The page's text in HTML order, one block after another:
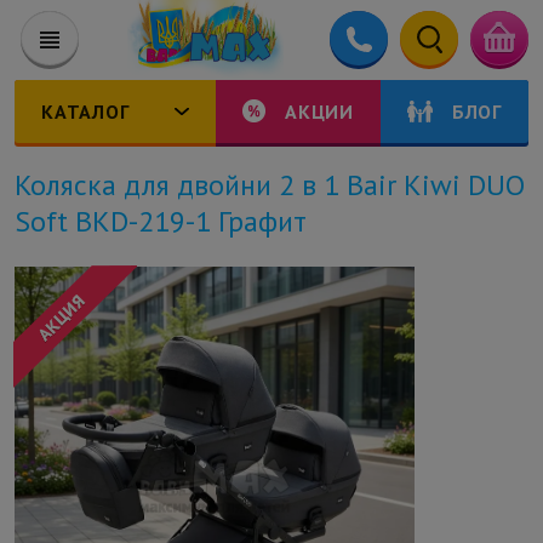
КАТАЛОГ АКЦИИ БЛОГ
Коляска для двойни 2 в 1 Bair Kiwi DUO
Soft BKD-219-1 Графит